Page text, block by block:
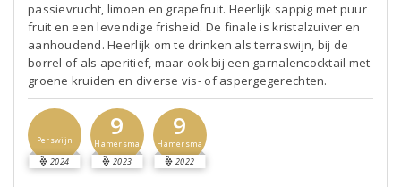
passievrucht, limoen en grapefruit. Heerlijk sappig met puur
fruit en een levendige frisheid. De finale is kristalzuiver en
aanhoudend. Heerlijk om te drinken als terraswijn, bij de
borrel of als aperitief, maar ook bij een garnalencocktail met
groene kruiden en diverse vis- of aspergegerechten.
Perswijn
2024
9
Hamersma
2023
9
Hamersma
2022